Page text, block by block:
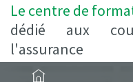
Le centre de
dédié aux
l'assurance